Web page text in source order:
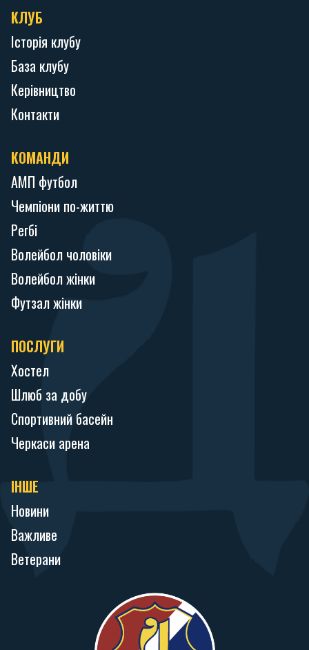
КЛУБ
Історія клубу
База клубу
Керівництво
Контакти
КОМАНДИ
АМП футбол
Чемпіони по-життю
Регбі
Волейбол чоловіки
Волейбол жінки
Футзал жінки
ПОСЛУГИ
Хостел
Шлюб за добу
Спортивний басейн
Черкаси арена
ІНШЕ
Новини
Важливе
Ветерани